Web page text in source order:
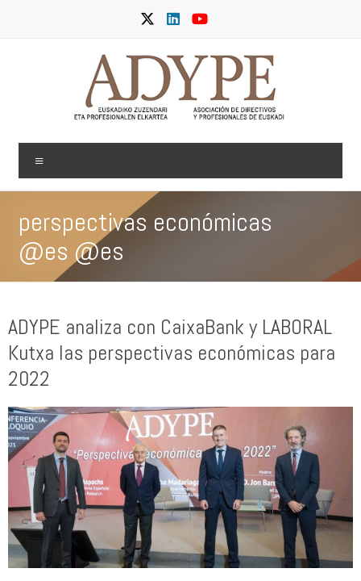
ADYPE
perspectivas económicas
@es @es
ADYPE analiza con CaixaBank y LABORAL
Kutxa las perspectivas económicas para
2022